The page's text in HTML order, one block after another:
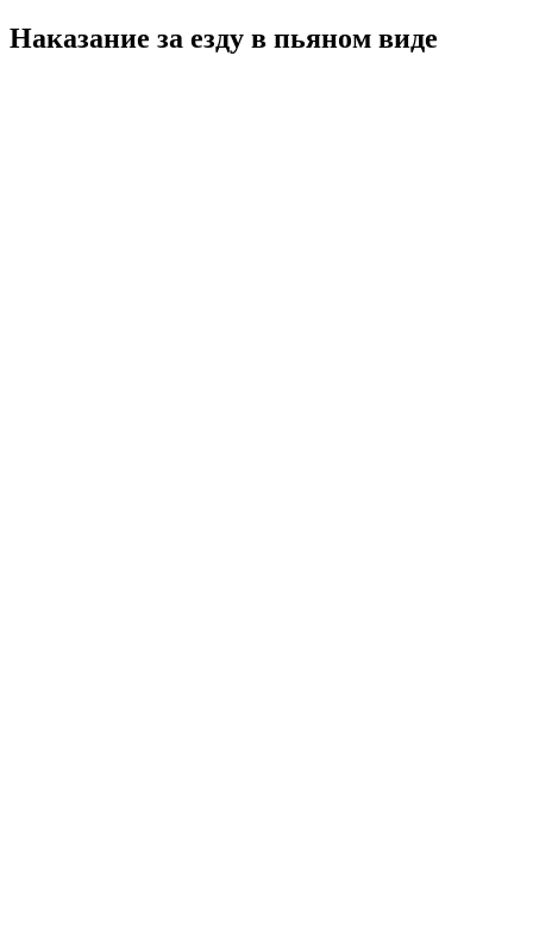
Наказание за езду в пьяном виде